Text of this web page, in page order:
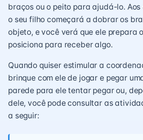
braços ou o peito para ajudá-lo.
o seu filho começará a dobrar os
objeto, e você verá que ele prepara
posiciona para receber algo.
Quando quiser estimular a
brinque com ele de jogar e pegar
parede para ele tentar pegar ou,
dele, você pode consultar as
a seguir: